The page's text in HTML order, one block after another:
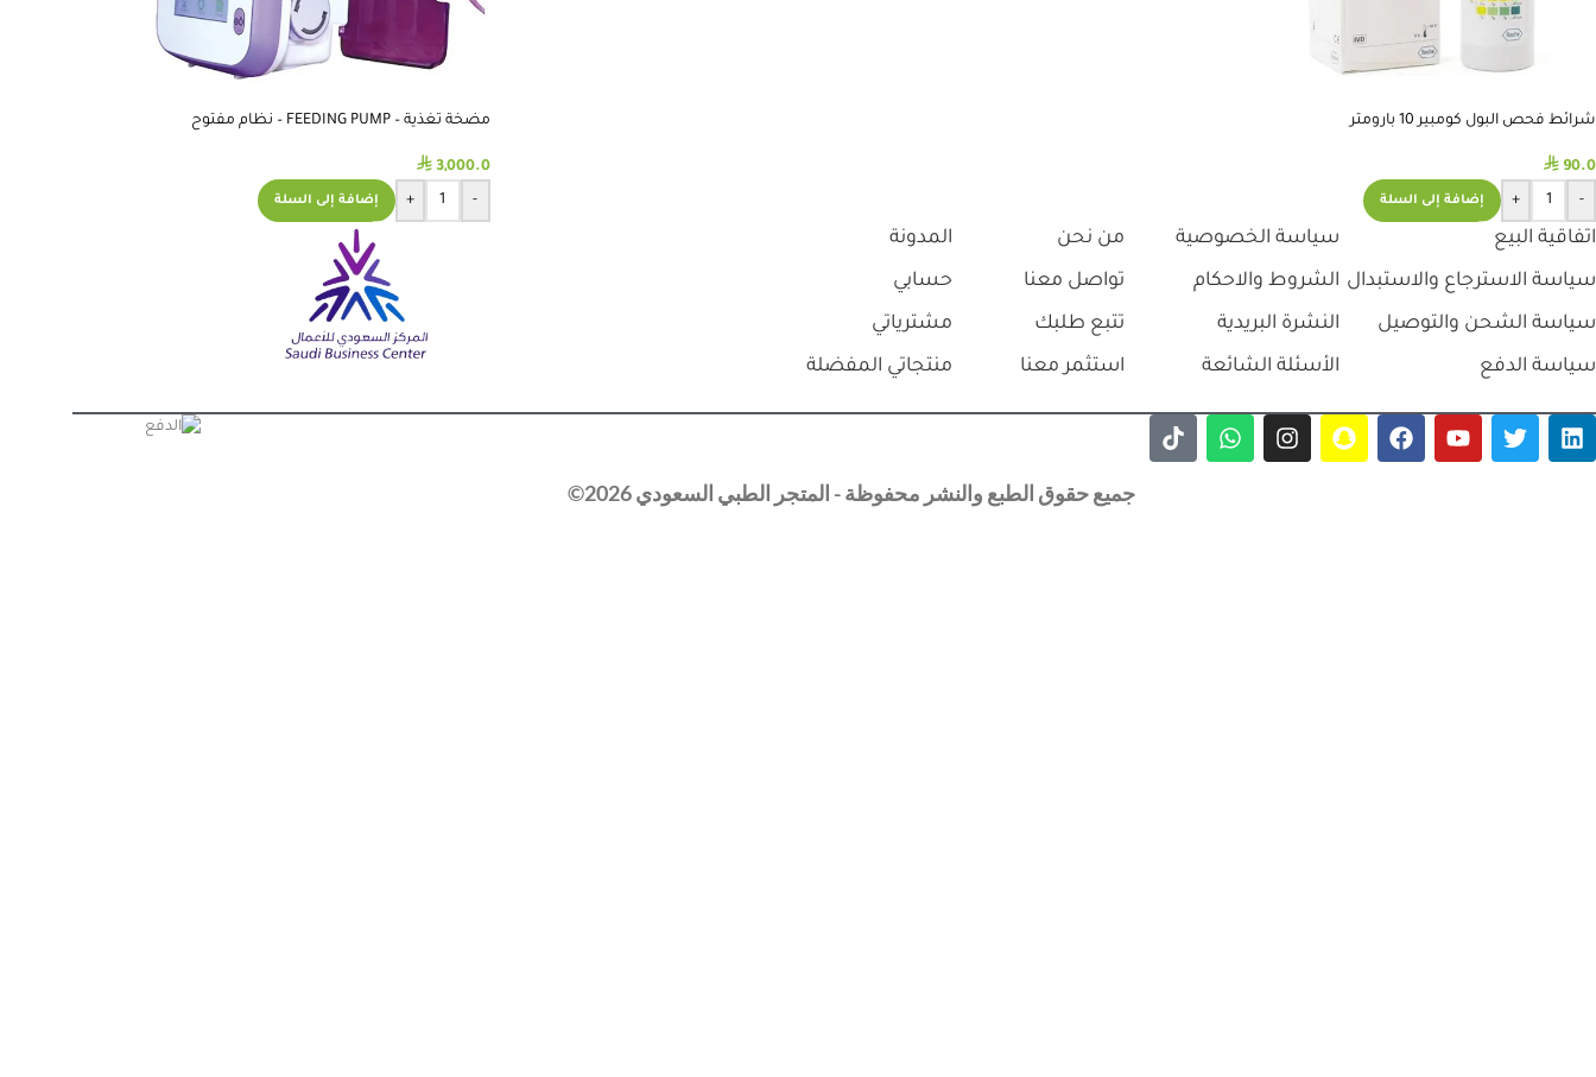
شرائط فحص البول كومبير 10 بارومتر
⃁ 90.0
-
+ إضافة إلى السلة
مضخة تغذية – FEEDING PUMP – نظام مفتوح
⃁3,000.0
-
+ إضافة إلى السلة
اتفاقية البيع
سياسة الاسترجاع والاستبدال
سياسة الشحن والتوصيل
سياسة الدفع
سياسة الخصوصية
الشروط والاحكام
النشرة البريدية
الأسئلة الشائعة
من نحن
تواصل معنا
تتبع طلبك
استثمر معنا
المدونة
حسابي
مشترياتي
منتجاتي المفضلة
جميع حقوق الطبع والنشر محفوظة - المتجر الطبي السعودي 2026©